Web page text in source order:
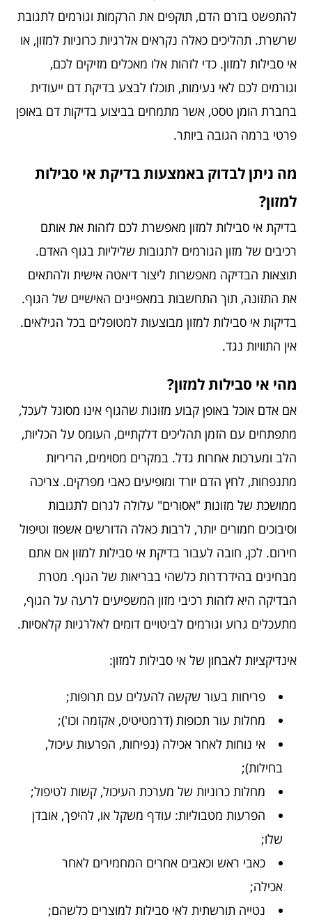
להתפשט בזרם הדם, תוקפים את הרקמות וגורמים לתגובת
שרשרת. תהליכים כאלה נקראים אלרגיות כרוניות למזון, או
אי סבילות למזון. כדי לזהות אלו מאכלים מזיקים לכם,
וגורמים לכם לאי נעימות, תוכלו לבצע בדיקת דם ייעודית
בחברת הומן טסט, אשר מתמחים בביצוע בדיקות דם באופן
פרטי ברמה הגובה ביותר.
מה ניתן לבדוק באמצעות בדיקת אי סבילות
למזון?
בדיקת אי סבילות למזון מאפשרת לכם לזהות את אותם
רכיבים של מזון הגורמים לתגובות שליליות בגוף האדם.
תוצאות הבדיקה מאפשרות ליצור דיאטה אישית ולהתאים
את התזונה, תוך התחשבות במאפיינים האישיים של הגוף.
בדיקות אי סבילות למזון מבוצעות למטופלים בכל הגילאים.
אין התוויות נגד.
מהי אי סבילות למזון?
אם אדם אוכל באופן קבוע מזונות שהגוף אינו מסוגל לעכל,
מתפתחים עם הזמן תהליכים דלקתיים, העומס על הכליות,
הלב ומערכות אחרות גדל. במקרים מסוימים, הריריות
מתנפחות, לחץ הדם יורד ומופיעים כאבי מפרקים. צריכה
ממושכת של מזונות "אסורים" עלולה לגרום לתגובות
וסיבוכים חמורים יותר, לרבות כאלה הדורשים אשפוז וטיפול
חירום. לכן, חובה לעבור בדיקת אי סבילות למזון אם אתם
מבחינים בהידרדרות כלשהי בבריאות של הגוף. מטרת
הבדיקה היא לזהות רכיבי מזון המשפיעים לרעה על הגוף,
מתעכלים גרוע וגורמים לביטויים דומים לאלרגיות קלאסיות.
אינדיקציות לאבחון של אי סבילות למזון:
פריחות בעור שקשה להעלים עם תרופות;
מחלות עור תכופות (דרמטיטיס, אקזמה וכו');
אי נוחות לאחר אכילה (נפיחות, הפרעות עיכול,
בחילות);
מחלות כרוניות של מערכת העיכול, קשות לטיפול;
הפרעות מטבוליות: עודף משקל או, להיפך, אובדן
שלו;
כאבי ראש וכאבים אחרים המחמירים לאחר
אכילה;
נטייה תורשתית לאי סבילות למוצרים כלשהם;